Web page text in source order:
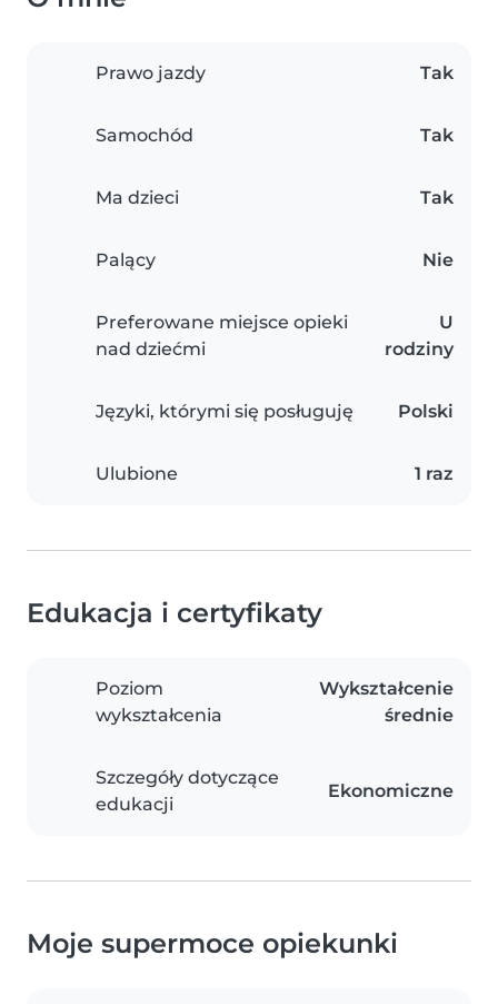
Prawo jazdy Tak
Samochód Tak
Ma dzieci Tak
Palący Nie
Preferowane miejsce opieki
nad dziećmi
U
rodziny
Języki, którymi się posługuję Polski
Ulubione 1 raz
Edukacja i certyfikaty
Poziom
wykształcenia
Wykształcenie
średnie
Szczegóły dotyczące
edukacji
Ekonomiczne
Moje supermoce opiekunki